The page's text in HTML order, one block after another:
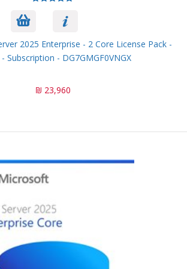
2025 Enterprise - 2 Core License Pack -
Subscription - DG7GMGF0VNGX
23,960 ₪